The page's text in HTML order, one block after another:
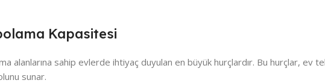
Kapasitesi
sahip evlerde ihtiyaç duyulan en büyük hurçlardır. Bu hurçlar, ev
sunar.